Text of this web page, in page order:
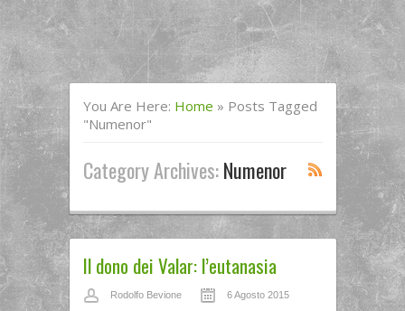
You Are Here: Home » Posts Tagged
"Numenor"
Category Archives:Numenor
Il dono dei Valar: l’eutanasia
Rodolfo Bevione 6 Agosto 2015